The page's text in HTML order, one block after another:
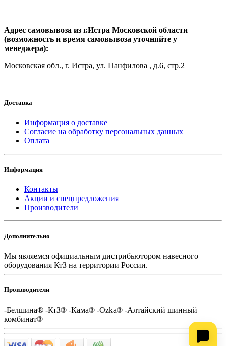
Адрес самовывоза из г.Истра Московской области
(возможность и время самовывоза уточняйте у
менеджера):
Московская обл., г. Истра, ул. Панфилова , д.6, стр.2
Доставка
Информация о доставке
Согласие на обработку персональных данных
Оплата
Информация
Контакты
Акции и спецпредложения
Производители
Дополнительно
Мы являемся официальным дистрибьютором навесного
оборудования КтЗ на территории России.
Производители
-Белшина® -КтЗ® -Кама® -Ozka® -Алтайский шинный
комбинат®